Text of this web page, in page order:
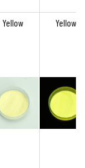
Yellow Yellow